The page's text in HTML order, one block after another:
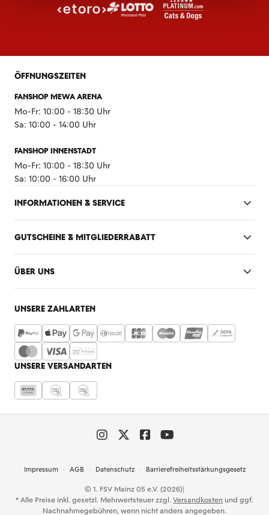
ÖFFNUNGSZEITEN
FANSHOP MEWA ARENA
Mo-Fr: 10:00 - 18:30 Uhr
Sa: 10:00 - 14:00 Uhr
FANSHOP INNENSTADT
Mo-Fr: 10:00 - 18:30 Uhr
Sa: 10:00 - 16:00 Uhr
INFORMATIONEN & SERVICE
GUTSCHEINE & MITGLIEDERRABATT
ÜBER UNS
UNSERE ZAHLARTEN
UNSERE VERSANDARTEN
Impressum AGB Datenschutz Barrierefreiheitsstärkungsgesetz
© 1. FSV Mainz 05 e.V. (2026)|
* Alle Preise inkl. gesetzl. Mehrwertsteuer zzgl. Versandkosten und ggf.
Nachnahmegebühren, wenn nicht anders angegeben.